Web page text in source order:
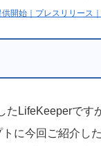
開始｜プレスリリース
LifeKeeperです
トに今回ご紹介し